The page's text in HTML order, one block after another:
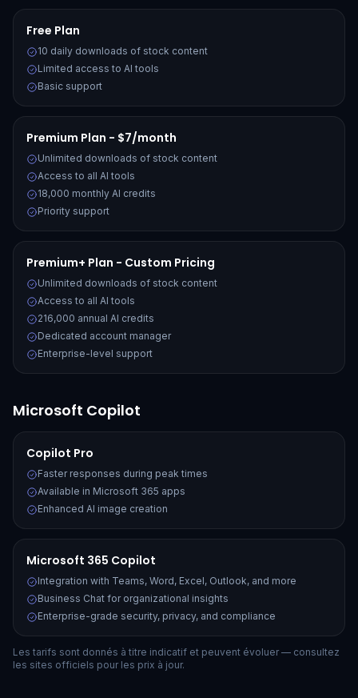
Free Plan
10 daily downloads of stock content
Limited access to AI tools
Basic support
Premium Plan - $7/month
Unlimited downloads of stock content
Access to all AI tools
18,000 monthly AI credits
Priority support
Premium+ Plan - Custom Pricing
Unlimited downloads of stock content
Access to all AI tools
216,000 annual AI credits
Dedicated account manager
Enterprise-level support
Microsoft Copilot
Copilot Pro
Faster responses during peak times
Available in Microsoft 365 apps
Enhanced AI image creation
Microsoft 365 Copilot
Integration with Teams, Word, Excel, Outlook, and more
Business Chat for organizational insights
Enterprise-grade security, privacy, and compliance
Les tarifs sont donnés à titre indicatif et peuvent évoluer — consultez
les sites officiels pour les prix à jour.